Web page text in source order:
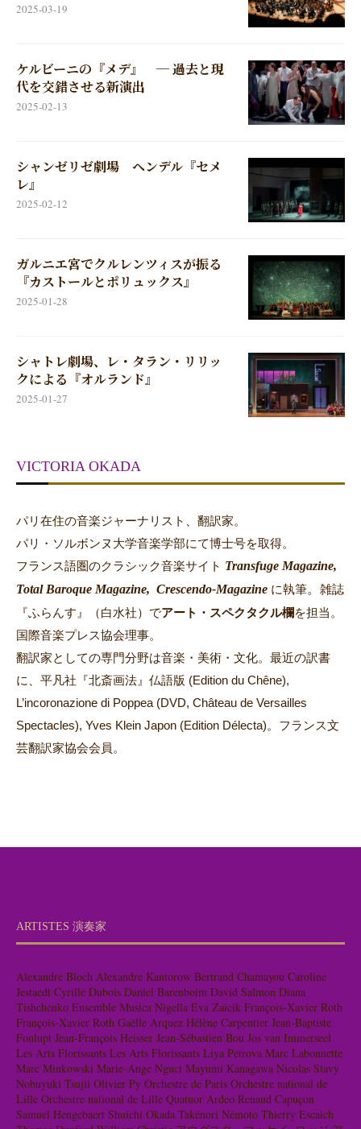
2025-03-19
ケルビーニの『メデ』 ─ 過去と現
代を交錯させる新演出
2025-02-13
シャンゼリゼ劇場 ヘンデル『セメ
レ』
2025-02-12
ガルニエ宮でクルレンツィスが振る
『カストールとポリュックス』
2025-01-28
シャトレ劇場、レ・タラン・リリッ
クによる『オルランド』
2025-01-27
VICTORIA OKADA
パリ在住の音楽ジャーナリスト、翻訳家。
パリ・ソルボンヌ大学音楽学部にて博士号を取得。
フランス語圏のクラシック音楽サイト Transfuge Magazine,
Total Baroque Magazine, Crescendo-Magazine に執筆。 雑誌
『ふらんす』（白水社）でアート・スペクタクル欄を担当。
国際音楽プレス協会理事。
翻訳家としての専門分野は音楽・美術・文化。最近の訳書
に、平凡社『北斎画法』仏語版 (Edition du Chêne),
L’incoronazione di Poppea (DVD, Château de Versailles
Spectacles), Yves Klein Japon (Edition Délecta)。フランス文
芸翻訳家協会会員。
ARTISTES 演奏家
Alexandre Bloch Alexandre Kantorow Bertrand Chamayou Caroline
Jestaedt Cyrille Dubois Daniel Barenboim David Salmon Diana
Tishchenko Ensemble Musica Nigella Eva Zaïcik François-Xavier Roth
François-Xavier Roth Gaëlle Arquez Hélène Carpentier Jean-Baptiste
Fonlupt Jean-François Heisser Jean-Sébastien Bou Jos van Immerseel
Les Arts Florissants Les Arts Florissants Liya Petrova Marc Labonnette
Marc Minkowski Marie-Ange Nguci Mayumi Kanagawa Nicolas Stavy
Nobuyuki Tsujii Olivier Py Orchestre de Paris Orchestre national de
Lille Orchestre national de Lille Quatuor Ardeo Renaud Capuçon
Samuel Hengebaert Shuichi Okada Takénori Némoto Thierry Escaich